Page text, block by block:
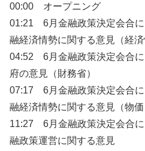
00:00 オープニング
01:21 6月金融政策決定会合
融経済情勢に関する意見（経済
04:52 6月金融政策決定会合
府の意見（財務省）
07:17 6月金融政策決定会合
融経済情勢に関する意見（物価
11:27 6月金融政策決定会合
融政策運営に関する意見